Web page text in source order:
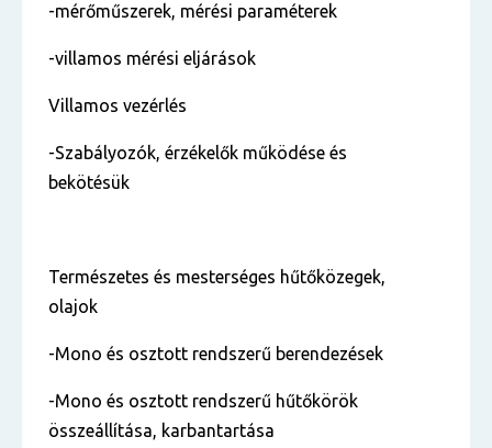
-mérőműszerek, mérési paraméterek
-villamos mérési eljárások
Villamos vezérlés
-Szabályozók, érzékelők működése és
bekötésük
Természetes és mesterséges hűtőközegek,
olajok
-Mono és osztott rendszerű berendezések
-Mono és osztott rendszerű hűtőkörök
összeállítása, karbantartása